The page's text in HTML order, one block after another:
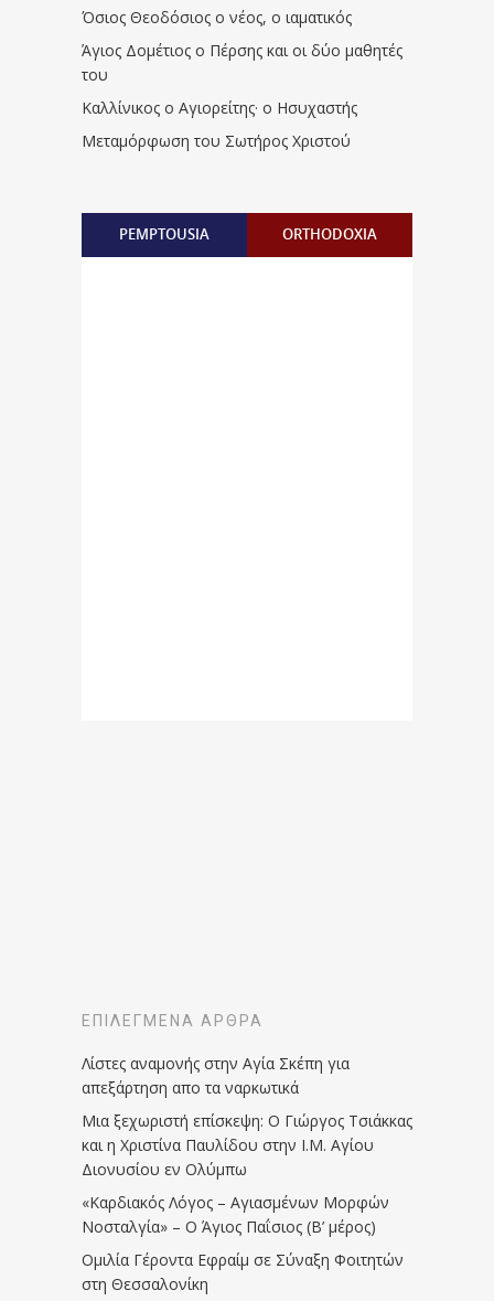
Όσιος Θεοδόσιος ο νέος, ο ιαματικός
Άγιος Δομέτιος ο Πέρσης και οι δύο μαθητές
του
Καλλίνικος ο Αγιορείτης · ο Ησυχαστής
Μεταμόρφωση του Σωτήρος Χριστού
PEMPTOUSIA ORTHODOXIA
ΕΠΙΛΕΓΜΈΝΑ ΆΡΘΡΑ
Λίστες αναμονής στην Αγία Σκέπη για
απεξάρτηση απο τα ναρκωτικά
Μια ξεχωριστή επίσκεψη: Ο Γιώργος Τσιάκκας
και η Χριστίνα Παυλίδου στην Ι.Μ. Αγίου
Διονυσίου εν Ολύμπω
«Καρδιακός Λόγος – Αγιασμένων Μορφών
Νοσταλγία» – Ο Άγιος Παΐσιος (Β’ μέρος)
Ομιλία Γέροντα Εφραίμ σε Σύναξη Φοιτητών
στη Θεσσαλονίκη